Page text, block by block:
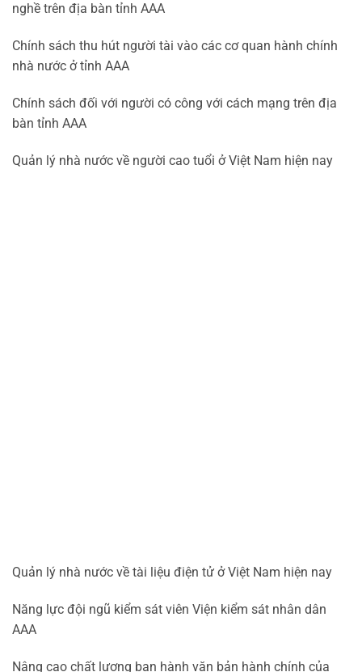
nghề trên địa bàn tỉnh AAA
Chính sách thu hút người tài vào các cơ quan hành chính
nhà nước ở tỉnh AAA
Chính sách đối với người có công với cách mạng trên địa
bàn tỉnh AAA
Quản lý nhà nước về người cao tuổi ở Việt Nam hiện nay
Quản lý nhà nước về tài liệu điện tử ở Việt Nam hiện nay
Năng lực đội ngũ kiểm sát viên Viện kiểm sát nhân dân
AAA
Nâng cao chất lượng ban hành văn bản hành chính của